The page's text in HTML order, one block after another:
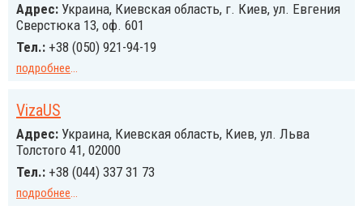
Адрес: Украина, Киевская область, г. Киев, ул. Евгения
Сверстюка 13, оф. 601
Тел.: +38 (050) 921-94-19
подробнее...
VizaUS
Адрес: Украина, Киевская область, Киев, ул. Льва
Толстого 41, 02000
Тел.: +38 (044) 337 31 73
подробнее...